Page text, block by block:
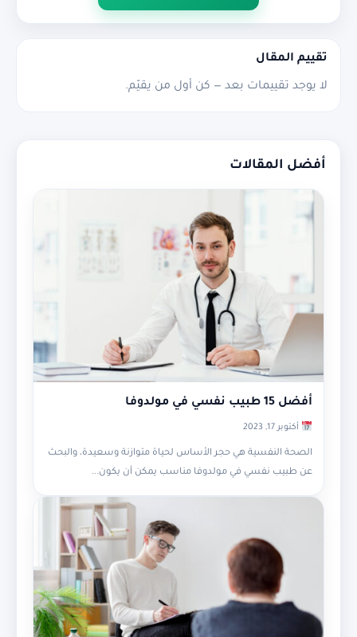
تقييم المقال
لا يوجد تقييمات بعد — كن أول من يقيّم.
أفضل المقالات
أفضل 15 طبيب نفسي في مولدوفا
أكتوبر 17, 2023
الصحة النفسية هي حجر الأساس لحياة متوازنة وسعيدة، والبحث
عن طبيب نفسي في مولدوفا مناسب يمكن أن يكون...